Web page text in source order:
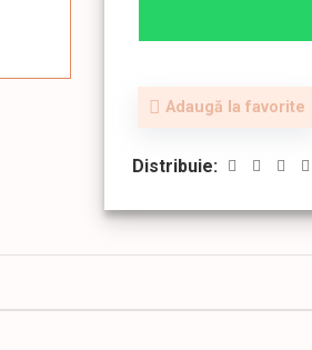
Adaugă la favorite
Distribuie: